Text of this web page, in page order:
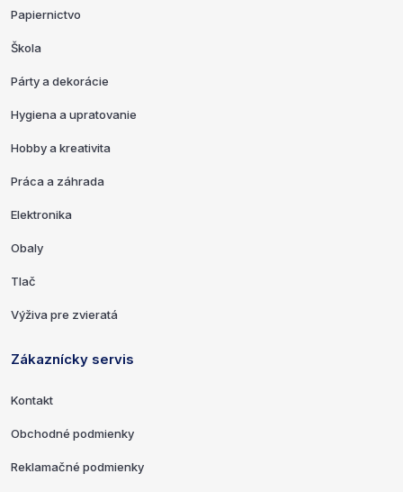
Papiernictvo
Škola
Párty a dekorácie
Hygiena a upratovanie
Hobby a kreativita
Práca a záhrada
Elektronika
Obaly
Tlač
Výživa pre zvieratá
Zákaznícky servis
Kontakt
Obchodné podmienky
Reklamačné podmienky